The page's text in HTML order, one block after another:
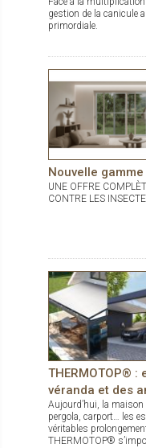
gestion de la canicule
primordiale.
Nouvelle
UNE OFFRE
CONTRE LES
THERMOTOP®
véranda et des
Aujourd’hui, la maison
pergola, carport… les
véritables
THERMOTOP®